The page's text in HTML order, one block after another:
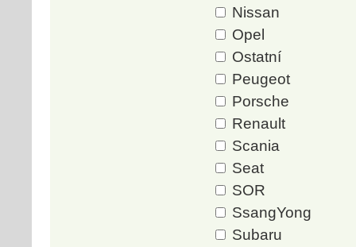
Nissan
Opel
Ostatní
Peugeot
Porsche
Renault
Scania
Seat
SOR
SsangYong
Subaru